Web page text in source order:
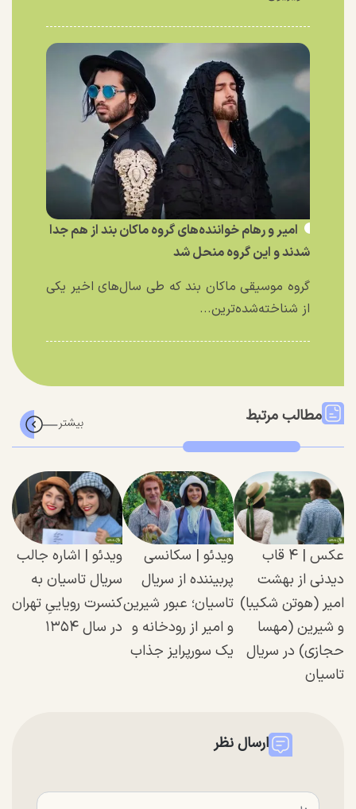
امیر و رهام خواننده‌های گروه ماکان بند از هم جدا
شدند و این گروه منحل شد
گروه موسیقی ماکان بند که طی سال‌های اخیر یکی
از شناخته‌شده‌ترین...
مطالب مرتبط
عکس | ۴ قاب
دیدنی از بهشت
امیر (هوتن شکیبا)
و شیرین (مهسا
حجازی) در سریال
تاسیان
ویدئو | سکانسی
پربیننده از سریال
تاسیان؛ عبور شیرین
و امیر از رودخانه و
یک سورپرایز جذاب
ویدئو | اشاره جالب
سریال تاسیان به
کنسرت رویاییِ تهران
در سال ۱۳۵۴
ارسال نظر